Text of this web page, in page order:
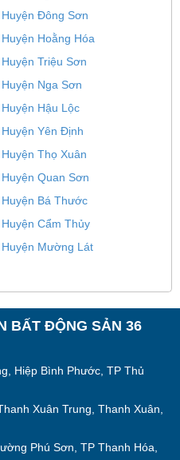
Huyện Đông Sơn
Huyện Hoằng Hóa
Huyện Triệu Sơn
Huyện Nga Sơn
Huyện Hậu Lộc
Huyện Yên Định
Huyện Thọ Xuân
Huyện Quan Sơn
Huyện Bá Thước
Huyện Cẩm Thủy
Huyện Mường Lát
BẤT ĐỘNG SẢN 36
Hiệp Bình Phước, TP Thủ
Xuân Trung, Thanh Xuân,
Phú Sơn, TP Thanh Hóa,